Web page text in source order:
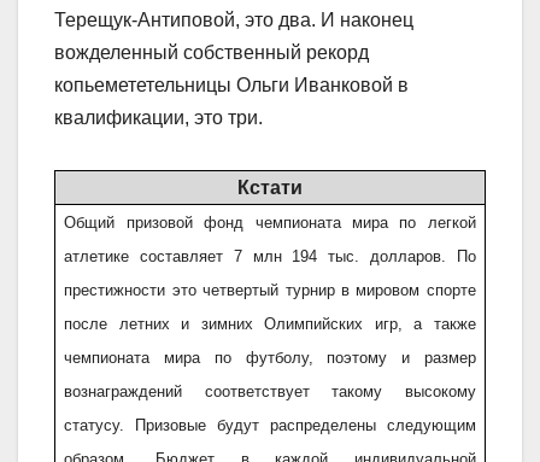
Терещук-Антиповой, это два. И наконец
вожделенный собственный рекорд
копьемететельницы Ольги Иванковой в
квалификации, это три.
Кстати
Общий призовой фонд чемпионата мира по легкой
атлетике составляет 7 млн 194 тыс. долларов. По
престижности это четвертый турнир в мировом спорте
после летних и зимних Олимпийских игр, а также
чемпионата мира по футболу, поэтому и размер
вознаграждений соответствует такому высокому
статусу. Призовые будут распределены следующим